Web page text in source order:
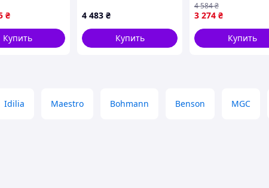
білий HP-4-
₴
Купить
4 483 ₴
Купить
кухни Bohmann FK-
11391
3 274 ₴
4 584₴
Купить
Idilia Maestro Bohmann Benson MGC